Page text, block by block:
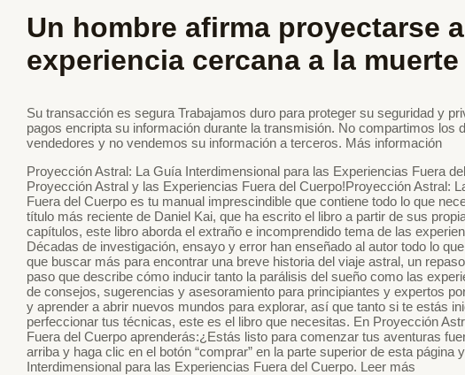
Un hombre afirma proyectarse
experiencia cercana a la muerte
Su transacción es segura Trabajamos duro para proteger su seguridad y
pagos encripta su información durante la transmisión. No compartimos los
vendedores y no vendemos su información a terceros. Más información
Proyección Astral: La Guía Interdimensional para las Experiencias Fuera
Proyección Astral y las Experiencias Fuera del Cuerpo!Proyección Astral:
Fuera del Cuerpo es tu manual imprescindible que contiene todo lo que
título más reciente de Daniel Kai, que ha escrito el libro a partir de sus
capítulos, este libro aborda el extraño e incomprendido tema de las
Décadas de investigación, ensayo y error han enseñado al autor todo lo
que buscar más para encontrar una breve historia del viaje astral, un
paso que describe cómo inducir tanto la parálisis del sueño como las
de consejos, sugerencias y asesoramiento para principiantes y expertos
y aprender a abrir nuevos mundos para explorar, así que tanto si te estás
perfeccionar tus técnicas, este es el libro que necesitas. En Proyección
Fuera del Cuerpo aprenderás:¿Estás listo para comenzar tus aventuras
arriba y haga clic en el botón “comprar” en la parte superior de esta
Interdimensional para las Experiencias Fuera del Cuerpo. Leer más